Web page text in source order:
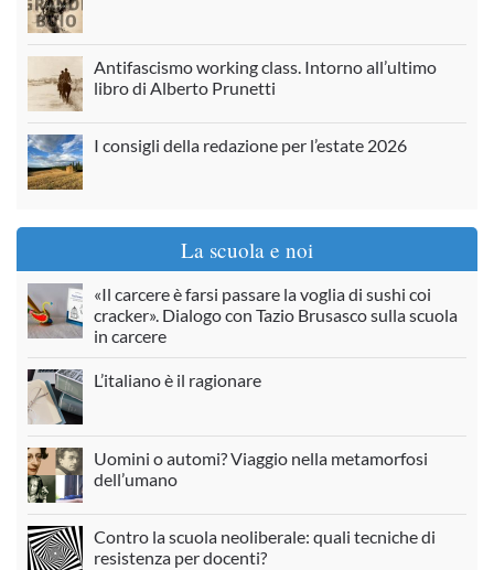
Antifascismo working class. Intorno all’ultimo
libro di Alberto Prunetti
I consigli della redazione per l’estate 2026
La scuola e noi
«Il carcere è farsi passare la voglia di sushi coi
cracker». Dialogo con Tazio Brusasco sulla scuola
in carcere
L’italiano è il ragionare
Uomini o automi? Viaggio nella metamorfosi
dell’umano
Contro la scuola neoliberale: quali tecniche di
resistenza per docenti?